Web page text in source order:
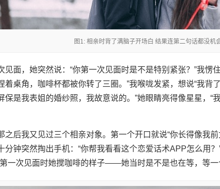
图1: 相亲时背了满脑子开场白 结果连第二句话都没机
见面，她突然说：“你第一次见面时是不是特别紧张？”我愣
着桌角，咖啡杯都被你转了三圈。”我喉咙发紧，想说“我背
保是我表姐的婚纱照，我故意说的。”她眼睛亮得像星星，“
之后我又见过三个相亲对象。第一个开口就说“你长得像我
分钟突然掏出手机：“你帮我看看这个恋爱话术APP怎么用
一次见面时她搅咖啡的样子——她当时是不是也在等，等一